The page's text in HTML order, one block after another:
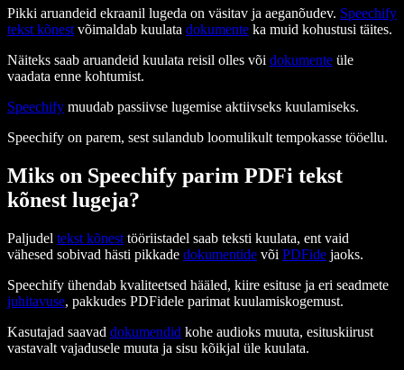
Pikki aruandeid ekraanil lugeda on väsitav ja aeganõudev. Speechify
tekst kõnest võimaldab kuulata dokumente ka muid kohustusi täites.
Näiteks saab aruandeid kuulata reisil olles või dokumente üle
vaadata enne kohtumist.
Speechify muudab passiivse lugemise aktiivseks kuulamiseks.
Speechify on parem, sest sulandub loomulikult tempokasse tööellu.
Miks on Speechify parim PDFi tekst
kõnest lugeja?
Paljudel tekst kõnest tööriistadel saab teksti kuulata, ent vaid
vähesed sobivad hästi pikkade dokumentide või PDFide jaoks.
Speechify ühendab kvaliteetsed hääled, kiire esituse ja eri seadmete
juhitavuse, pakkudes PDFidele parimat kuulamiskogemust.
Kasutajad saavad dokumendid kohe audioks muuta, esituskiirust
vastavalt vajadusele muuta ja sisu kõikjal üle kuulata.